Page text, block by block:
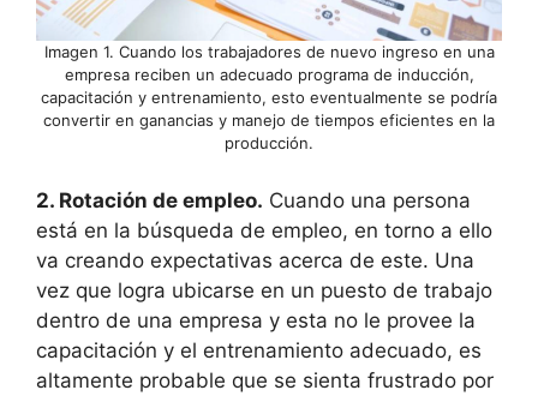
Imagen 1. Cuando los trabajadores de nuevo ingreso en una
empresa reciben un adecuado programa de inducción,
capacitación y entrenamiento, esto eventualmente se podría
convertir en ganancias y manejo de tiempos eficientes en la
producción.
2. Rotación de empleo. Cuando una persona
está en la búsqueda de empleo, en torno a ello
va creando expectativas acerca de este. Una
vez que logra ubicarse en un puesto de trabajo
dentro de una empresa y esta no le provee la
capacitación y el entrenamiento adecuado, es
altamente probable que se sienta frustrado por